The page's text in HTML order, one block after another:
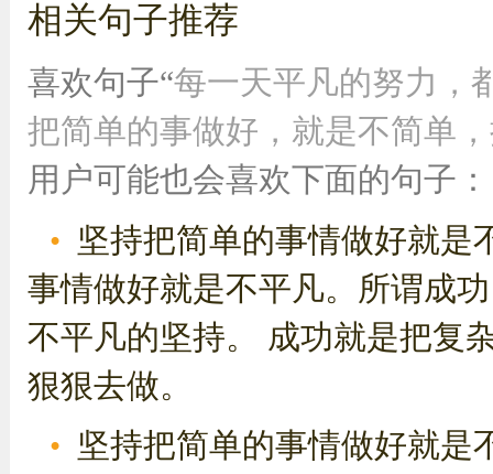
相关句子推荐
喜欢句子“每一天平凡的努力，
把简单的事做好，就是不简单
用户可能也会喜欢下面的句子：
坚持把简单的事情做好就是
事情做好就是不平凡。所谓成
不平凡的坚持。 成功就是把复
狠狠去做。
坚持把简单的事情做好就是